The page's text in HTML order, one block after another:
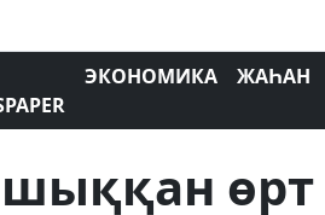
ЭКОНОМИКА ЖАҺАН
өрт